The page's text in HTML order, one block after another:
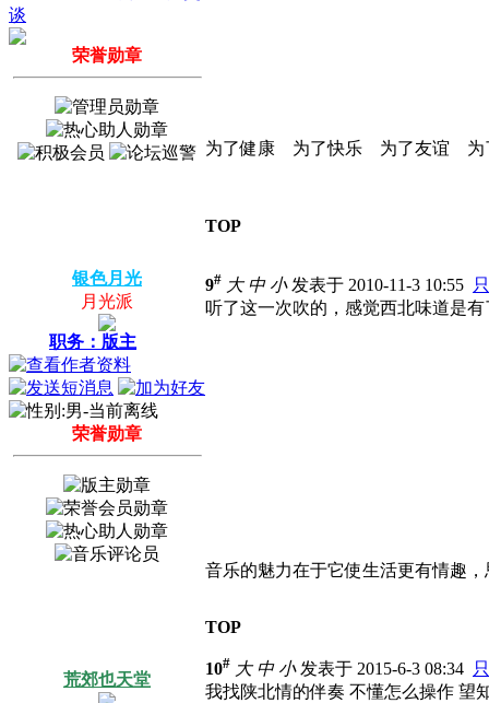
荣誉勋章
为了健康 为了快乐 为了友谊 为
TOP
银色月光
月光派
职务：版主
荣誉勋章
9# 大 中 小发表于 2010-11-3 10:55
听了这一次吹的，感觉西北味道是
音乐的魅力在于它使生活更有情趣
TOP
荒郊也天堂
10# 大 中 小发表于 2015-6-3 08:34
我找陕北情的伴奏 不懂怎么操作 望